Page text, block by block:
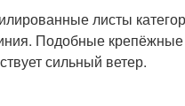
листы
Подобные крепёжные
сильный ветер.